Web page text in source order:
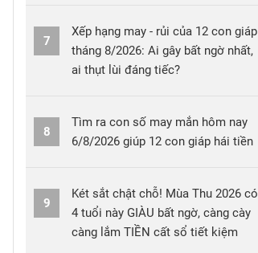
7
Xếp hạng may - rủi của 12 con giáp
tháng 8/2026: Ai gây bất ngờ nhất,
ai thụt lùi đáng tiếc?
8
Tìm ra con số may mắn hôm nay
6/8/2026 giúp 12 con giáp hái tiền
9
Két sắt chật chỗ! Mùa Thu 2026 có
4 tuổi này GIÀU bất ngờ, càng cày
càng lắm TIỀN cất sổ tiết kiệm